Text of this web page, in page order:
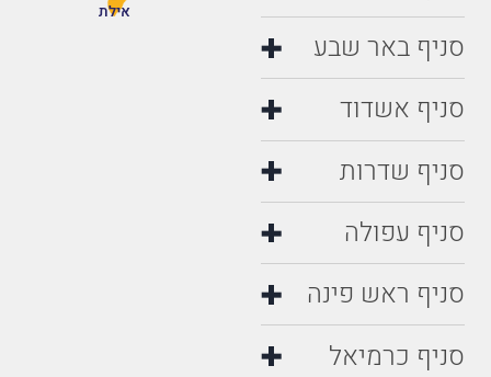
סניף באר שבע
סניף אשדוד
סניף שדרות
סניף עפולה
סניף ראש פינה
סניף כרמיאל
אילת